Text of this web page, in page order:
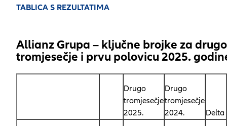
TABLICA S REZULTATIMA
Allianz Grupa – ključne brojke za drugo
tromjesečje i prvu polovicu 2025.
Drugo
tromjesečje
2025.
Drugo
tromjesečje
2024.
Delta